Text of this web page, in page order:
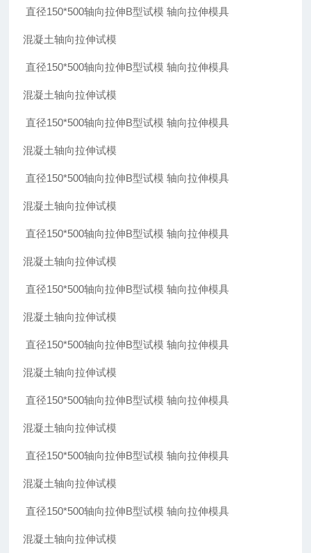
直径150*500轴向拉伸B型试模 轴向拉伸模具
混凝土轴向拉伸试模
直径150*500轴向拉伸B型试模 轴向拉伸模具
混凝土轴向拉伸试模
直径150*500轴向拉伸B型试模 轴向拉伸模具
混凝土轴向拉伸试模
直径150*500轴向拉伸B型试模 轴向拉伸模具
混凝土轴向拉伸试模
直径150*500轴向拉伸B型试模 轴向拉伸模具
混凝土轴向拉伸试模
直径150*500轴向拉伸B型试模 轴向拉伸模具
混凝土轴向拉伸试模
直径150*500轴向拉伸B型试模 轴向拉伸模具
混凝土轴向拉伸试模
直径150*500轴向拉伸B型试模 轴向拉伸模具
混凝土轴向拉伸试模
直径150*500轴向拉伸B型试模 轴向拉伸模具
混凝土轴向拉伸试模
直径150*500轴向拉伸B型试模 轴向拉伸模具
混凝土轴向拉伸试模